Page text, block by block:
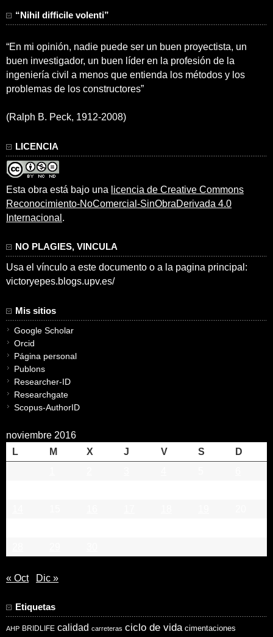
“Nihil difficile volenti”
“En mi opinión, nadie puede ser un buen proyectista, un
buen investigador, un buen líder en la profesión de la
ingeniería civil a menos que entienda los métodos y los
problemas de los constructores”
(Ralph B. Peck, 1912-2008)
LICENCIA
Esta obra está bajo una licencia de Creative Commons
Reconocimiento-NoComercial-SinObraDerivada 4.0
Internacional .
NO PLAGIES, VINCULA
Usa el vínculo a este documento o a la pagina principal:
victoryepes.blogs.upv.es/
Mis sitios
Google Scholar
Orcid
Página personal
Publons
Researcher-ID
Researchgate
Scopus-AuthorID
noviembre 2016
L
M X J V S
D
« Oct Dic »
Etiquetas
AHP BRIDLIFE calidad carreteras ciclo de vida cimentaciones